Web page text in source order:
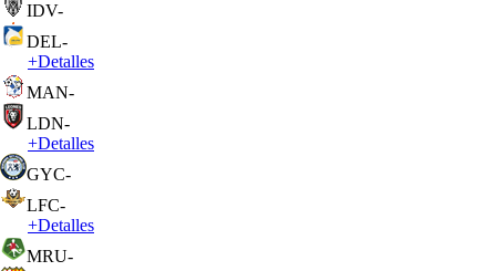
IDV-
DEL-
+Detalles
MAN-
LDN-
+Detalles
GYC-
LFC-
+Detalles
MRU-